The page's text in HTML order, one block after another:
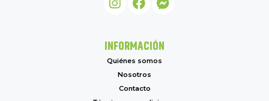
INFORMACIÓN
Quiénes somos
Nosotros
Contacto